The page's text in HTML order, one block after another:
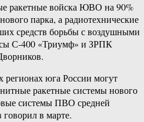
ракетные войска ЮВО на 90%
парка, а радиотехнические
средств борьбы с воздушными
С-400 «Триумф» и ЗРПК
юга России могут
ракетные системы нового
системы ПВО средней
в марте.